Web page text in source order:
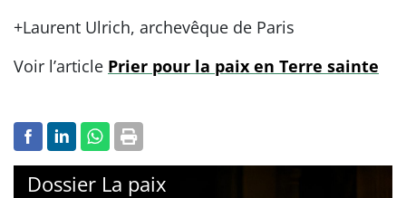
+Laurent Ulrich, archevêque de Paris
Voir l’article Prier pour la paix en Terre sainte
Dossier La paix